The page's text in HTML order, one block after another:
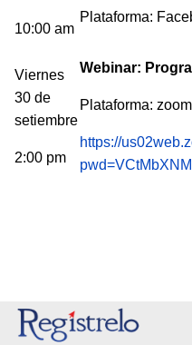
10:00 am
Plataforma:
Viernes
30 de
setiembre
2:00 pm
Webinar:
Plataforma:
https://